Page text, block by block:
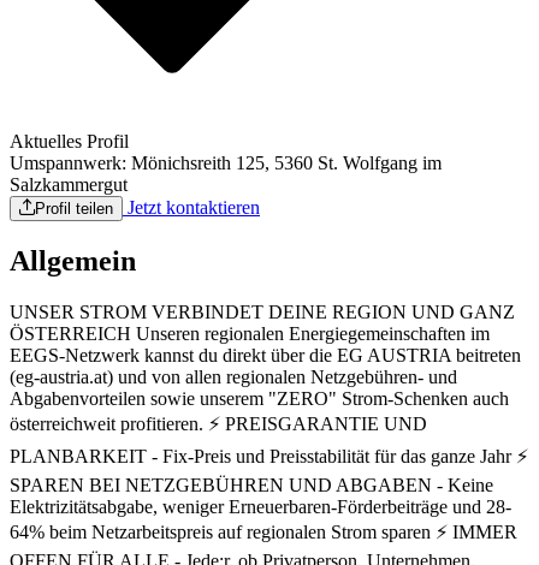
Aktuelles Profil
Umspannwerk: Mönichsreith 125, 5360 St. Wolfgang im
Salzkammergut
Profil teilen Jetzt kontaktieren
Allgemein
UNSER STROM VERBINDET DEINE REGION UND GANZ
ÖSTERREICH Unseren regionalen Energiegemeinschaften im
EEGS-Netzwerk kannst du direkt über die EG AUSTRIA beitreten
(eg-austria.at) und von allen regionalen Netzgebühren- und
Abgabenvorteilen sowie unserem "ZERO" Strom-Schenken auch
österreichweit profitieren. ⚡ PREISGARANTIE UND
PLANBARKEIT - Fix-Preis und Preisstabilität für das ganze Jahr ⚡
SPAREN BEI NETZGEBÜHREN UND ABGABEN - Keine
Elektrizitätsabgabe, weniger Erneuerbaren-Förderbeiträge und 28-
64% beim Netzarbeitspreis auf regionalen Strom sparen ⚡ IMMER
OFFEN FÜR ALLE - Jede:r, ob Privatperson, Unternehmen,